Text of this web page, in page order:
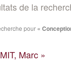
de la
pour «
Marc »